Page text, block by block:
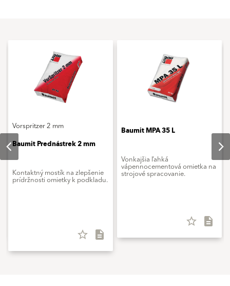
Vorspritzer 2 mm
Baumit Prednástrek 2 mm
Kontaktný mostík na zlepšenie
prídržnosti omietky k podkladu.
star_border description
Baumit MPA 35 L
Vonkajšia ľahká
vápennocementová omietka na
strojové spracovanie.
star_border description